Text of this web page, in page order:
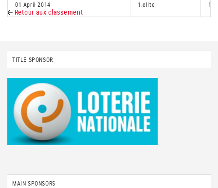
01 April 2014 1.elite
Retour aux classement
TITLE SPONSOR
MAIN SPONSORS